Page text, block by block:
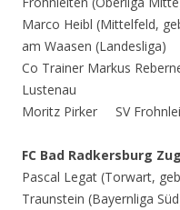
Marco Heibl (Mittelfeld,
am Waasen (Landesliga)
Co Trainer Markus
Lustenau
Moritz Pirker SV
FC Bad Radkersburg
Pascal Legat (Torwart,
Traunstein (Bayernliga